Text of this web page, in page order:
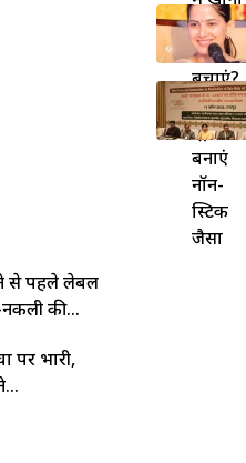
चिपकने
से कैसे
बचाएं?
5 देसी
ट्रिक्स से
बनाएं
नॉन-
स्टिक
जैसा
से पहले लेबल
की...
पर भारी,